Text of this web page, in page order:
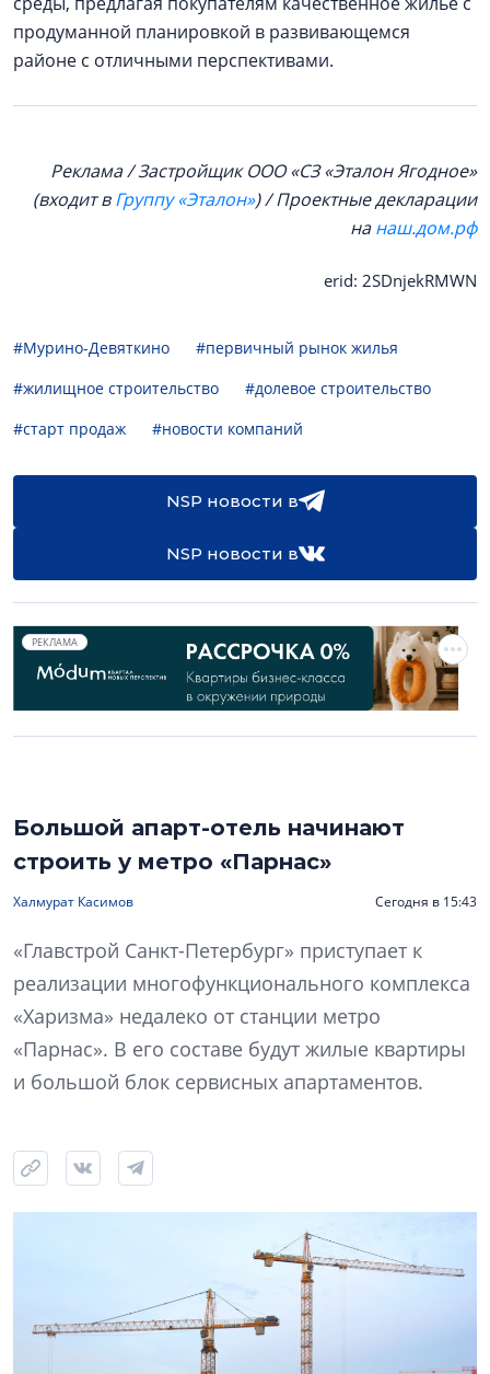
продуманной планировкой в развивающемся
районе с отличными перспективами.
Реклама / Застройщик ООО «СЗ «Эталон Ягодное»
(входит вГруппу «Эталон») / Проектные декларации
нанаш.дом.рф
erid: 2SDnjekRMWN
#Мурино-Девяткино
#первичный рынок жилья
#жилищное строительство
#долевое строительство
#старт продаж
#новости компаний
NSP новости в
NSP новости в
РЕКЛАМА
Большой апарт-отель начинают
строить у метро «Парнас»
Халмурат Касимов Сегодня в 15:43
«Главстрой Санкт-Петербург» приступает к
реализации многофункционального комплекса
«Харизма» недалеко от станции метро
«Парнас». В его составе будут жилые квартиры
и большой блок сервисных апартаментов.